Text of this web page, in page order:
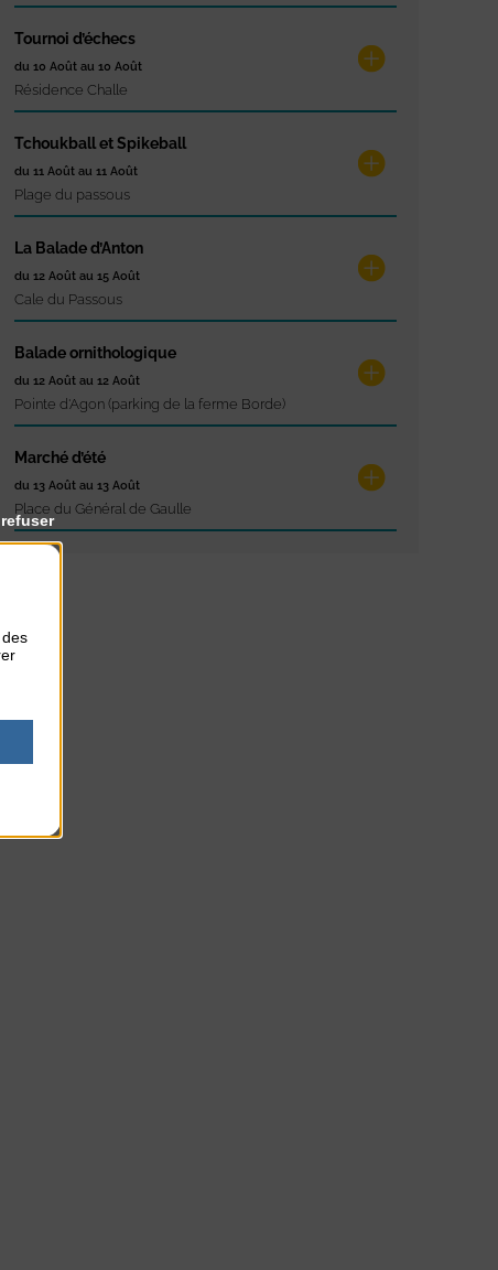
Tournoi d’échecs
du 10 Août au 10 Août
Résidence Challe
Tchoukball et Spikeball
du 11 Août au 11 Août
Plage du passous
La Balade d’Anton
du 12 Août au 15 Août
Cale du Passous
Balade ornithologique
du 12 Août au 12 Août
Pointe d'Agon (parking de la ferme Borde)
Marché d’été
du 13 Août au 13 Août
Place du Général de Gaulle